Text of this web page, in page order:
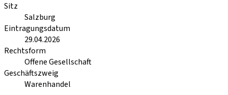
Sitz
Salzburg
Eintragungsdatum
29.04.2026
Rechtsform
Offene Gesellschaft
Geschäftszweig
Warenhandel